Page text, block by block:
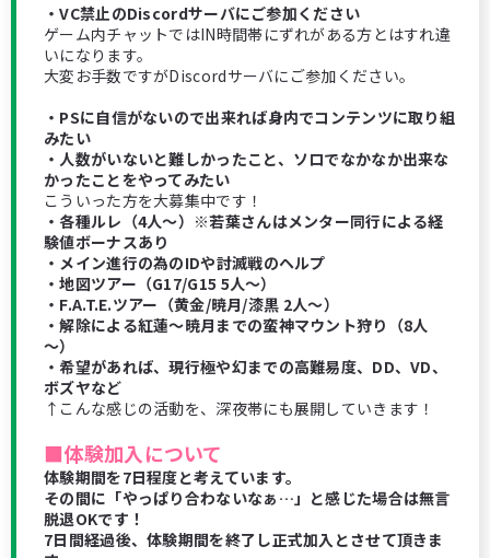
・VC禁止のDiscordサーバにご参加ください
ゲーム内チャットではIN時間帯にずれがある方とはすれ違
いになります。
大変お手数ですがDiscordサーバにご参加ください。
・PSに自信がないので出来れば身内でコンテンツに取り組
みたい
・人数がいないと難しかったこと、ソロでなかなか出来な
かったことをやってみたい
こういった方を大募集中です！
・各種ルレ（4人～）※若葉さんはメンター同行による経
験値ボーナスあり
・メイン進行の為のIDや討滅戦のヘルプ
・地図ツアー（G17/G15 5人～）
・F.A.T.E.ツアー（黄金/暁月/漆黒 2人～）
・解除による紅蓮〜暁月までの蛮神マウント狩り（8人
～）
・希望があれば、現行極や幻までの高難易度、DD、VD、
ボズヤなど
↑こんな感じの活動を、深夜帯にも展開していきます！
■体験加入について
体験期間を7日程度と考えています。
その間に「やっぱり合わないなぁ…」と感じた場合は無言
脱退OKです！
7日間経過後、体験期間を終了し正式加入とさせて頂きま